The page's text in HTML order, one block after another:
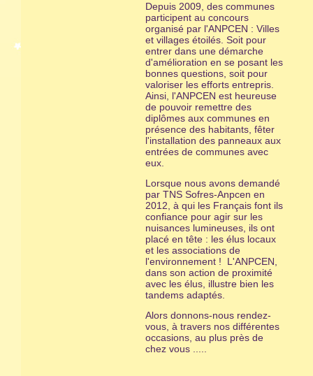
Depuis 2009, des communes
participent au concours
organisé par l'ANPCEN : Villes
et villages étoilés. Soit pour
entrer dans une démarche
d'amélioration en se posant les
bonnes questions, soit pour
valoriser les efforts entrepris.
Ainsi, l'ANPCEN est heureuse
de pouvoir remettre des
diplômes aux communes en
présence des habitants, fêter
l'installation des panneaux aux
entrées de communes avec
eux.
Lorsque nous avons demandé
par TNS Sofres-Anpcen en
2012, à qui les Français font ils
confiance pour agir sur les
nuisances lumineuses, ils ont
placé en tête : les élus locaux
et les associations de
l'environnement ! L'ANPCEN,
dans son action de proximité
avec les élus, illustre bien les
tandems adaptés.
Alors donnons-nous rendez-
vous, à travers nos différentes
occasions, au plus près de
chez vous .....